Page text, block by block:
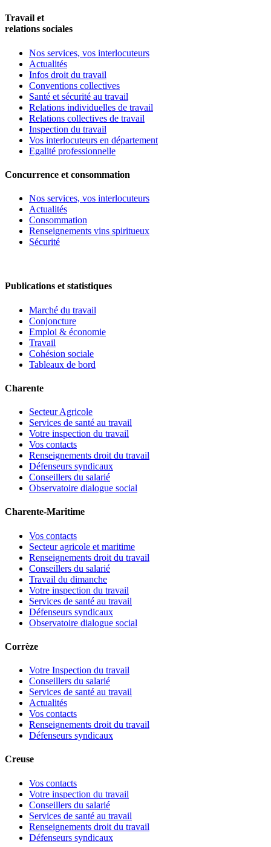
Travail et
relations sociales
Nos services, vos interlocuteurs
Actualités
Infos droit du travail
Conventions collectives
Santé et sécurité au travail
Relations individuelles de travail
Relations collectives de travail
Inspection du travail
Vos interlocuteurs en département
Egalité professionnelle
Concurrence et consommation
Nos services, vos interlocuteurs
Actualités
Consommation
Renseignements vins spiritueux
Sécurité
Publications et statistiques
Marché du travail
Conjoncture
Emploi & économie
Travail
Cohésion sociale
Tableaux de bord
Charente
Secteur Agricole
Services de santé au travail
Votre inspection du travail
Vos contacts
Renseignements droit du travail
Défenseurs syndicaux
Conseillers du salarié
Observatoire dialogue social
Charente-Maritime
Vos contacts
Secteur agricole et maritime
Renseignements droit du travail
Conseillers du salarié
Travail du dimanche
Votre inspection du travail
Services de santé au travail
Défenseurs syndicaux
Observatoire dialogue social
Corrèze
Votre Inspection du travail
Conseillers du salarié
Services de santé au travail
Actualités
Vos contacts
Renseignements droit du travail
Défenseurs syndicaux
Creuse
Vos contacts
Votre inspection du travail
Conseillers du salarié
Services de santé au travail
Renseignements droit du travail
Défenseurs syndicaux